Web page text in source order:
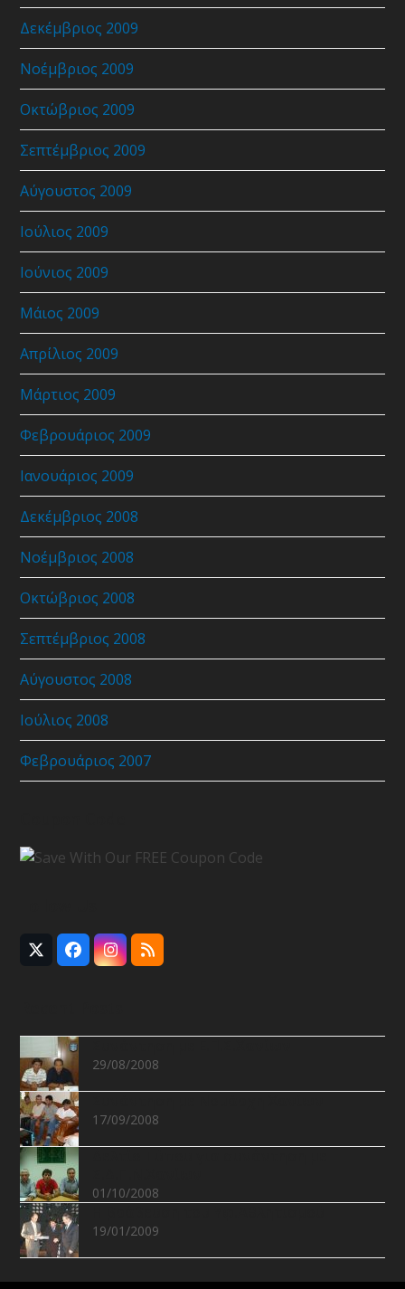
Δεκέμβριος 2009
Νοέμβριος 2009
Οκτώβριος 2009
Σεπτέμβριος 2009
Αύγουστος 2009
Ιούλιος 2009
Ιούνιος 2009
Μάιος 2009
Απρίλιος 2009
Μάρτιος 2009
Φεβρουάριος 2009
Ιανουάριος 2009
Δεκέμβριος 2008
Νοέμβριος 2008
Οκτώβριος 2008
Σεπτέμβριος 2008
Αύγουστος 2008
Ιούλιος 2008
Φεβρουάριος 2007
Twitter
(deprecated)
Facebook
Instagram
RSS
29/08/2008
17/09/2008
01/10/2008
19/01/2009